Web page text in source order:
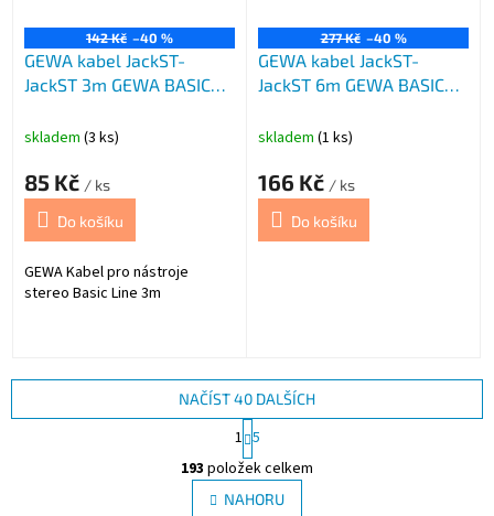
142 Kč –40 %
GEWA kabel JackST-
JackST 3m GEWA BASIC
skladem (3 ks)
85 Kč / ks
Do košíku
GEWA Kabel pro nástroje
stereo Basic Line 3m
277 Kč –40 %
GEWA kabel JackST-
JackST 6m GEWA BASIC
skladem (1 ks)
166 Kč / ks
Do košíku
O
v
l
NAČÍST 40 DALŠÍCH
S
t
r
á
n
1 5
193 položek celkem
NAHORU